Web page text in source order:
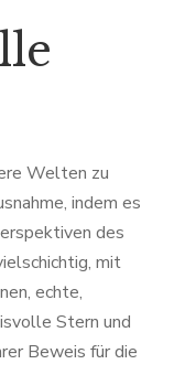
Welten zu
indem es
des
mit
echte,
Stern und
Beweis für die